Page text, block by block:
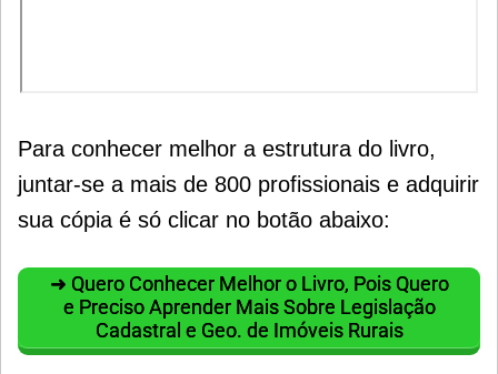
Para conhecer melhor a estrutura do livro,
juntar-se a mais de 800 profissionais e adquirir
sua cópia é só clicar no botão abaixo:
➜ Quero Conhecer Melhor o Livro, Pois Quero
e Preciso Aprender Mais Sobre Legislação
Cadastral e Geo. de Imóveis Rurais